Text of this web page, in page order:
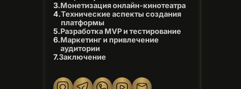
Монетизация онлайн-кинотеатра
Технические аспекты создания
платформы
Разработка MVP и тестирование
Маркетинг и привлечение
аудитории
Заключение